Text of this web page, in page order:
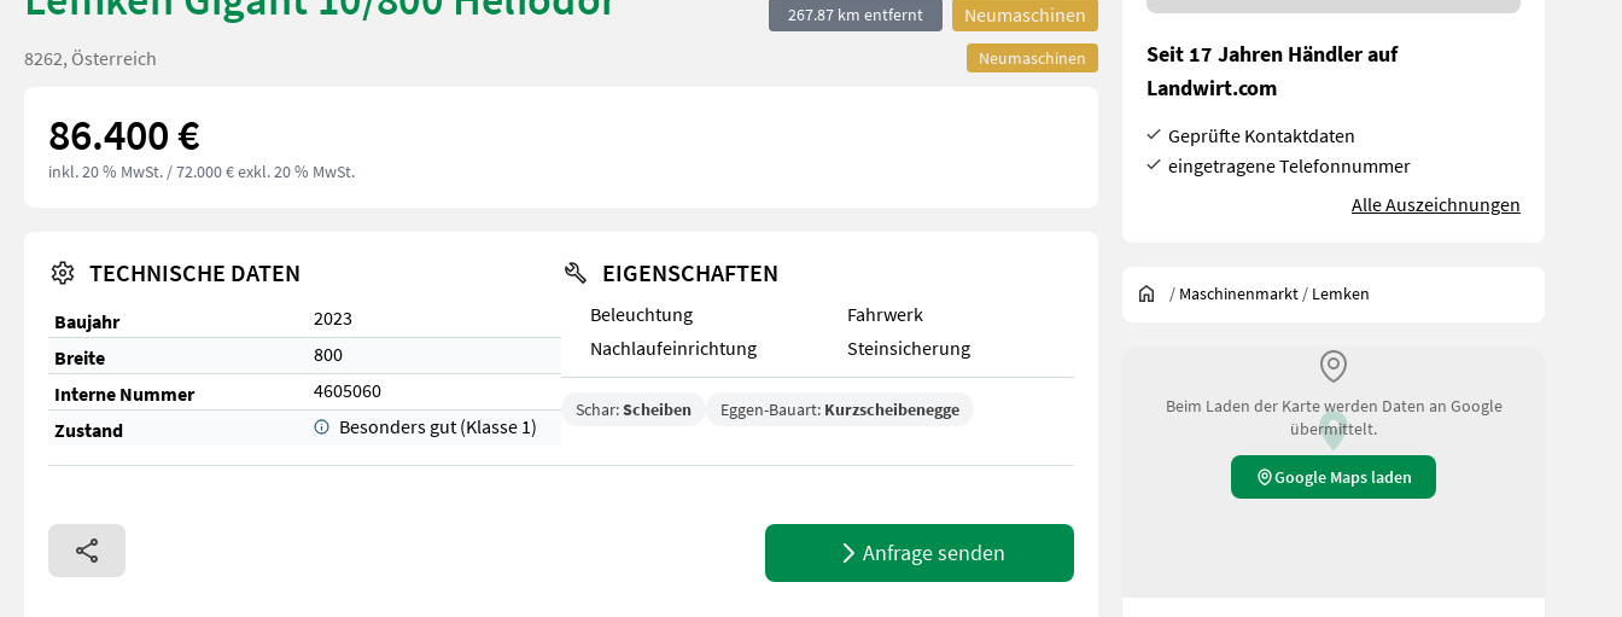
267.87 km entfernt Neumaschinen
Neumaschinen
8262, Österreich
86.400 €
inkl. 20 % MwSt. / 72.000 € exkl. 20 % MwSt.
TECHNISCHE DATEN
Baujahr
2023
Breite
800
Interne Nummer
4605060
Zustand
Besonders gut (Klasse 1)
EIGENSCHAFTEN
Beleuchtung
Fahrwerk
Nachlaufeinrichtung
Steinsicherung
Schar:Scheiben Eggen-Bauart: Kurzscheibenegge
Anfrage senden
Seit 17 Jahren Händler auf
Landwirt.com
Geprüfte Kontaktdaten
eingetragene Telefonnummer
Alle Auszeichnungen
/ Maschinenmarkt / Lemken
Beim Laden der Karte werden Daten an Google
übermittelt.
Google Maps laden